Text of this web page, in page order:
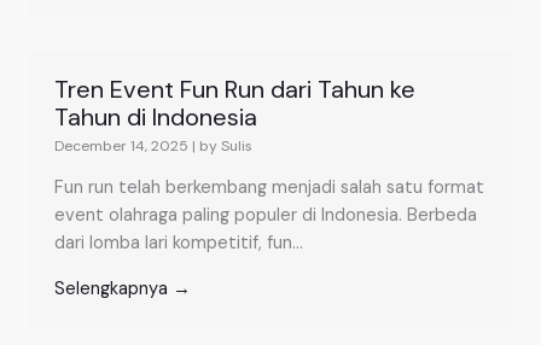
Tren Event Fun Run dari Tahun ke
Tahun di Indonesia
December 14, 2025 | by Sulis
Fun run telah berkembang menjadi salah satu format
event olahraga paling populer di Indonesia. Berbeda
dari lomba lari kompetitif, fun...
Selengkapnya →